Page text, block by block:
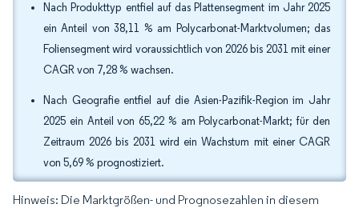
Nach Produkttyp entfiel auf das Plattensegment im Jahr 2025
ein Anteil von 38,11 % am Polycarbonat-Marktvolumen; das
Foliensegment wird voraussichtlich von 2026 bis 2031 mit einer
CAGR von 7,28 % wachsen.
Nach Geografie entfiel auf die Asien-Pazifik-Region im Jahr
2025 ein Anteil von 65,22 % am Polycarbonat-Markt; für den
Zeitraum 2026 bis 2031 wird ein Wachstum mit einer CAGR
von 5,69 % prognostiziert.
Hinweis: Die Marktgrößen- und Prognosezahlen in diesem